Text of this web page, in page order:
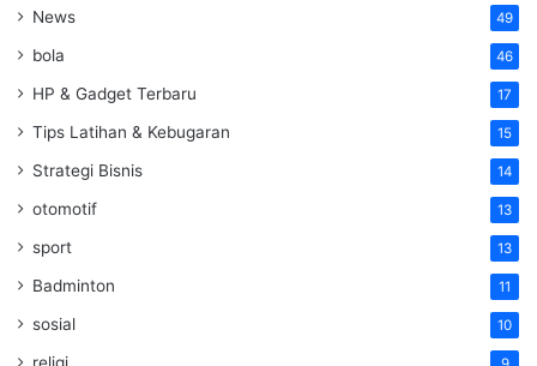
News 49
bola 46
HP & Gadget Terbaru 17
Tips Latihan & Kebugaran 15
Strategi Bisnis 14
otomotif 13
sport 13
Badminton 11
sosial 10